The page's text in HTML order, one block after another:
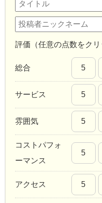
評価（任意の点数をクリ
総合 5
サービス 5
雰囲気 5
コストパフォ
ーマンス
5
アクセス 5